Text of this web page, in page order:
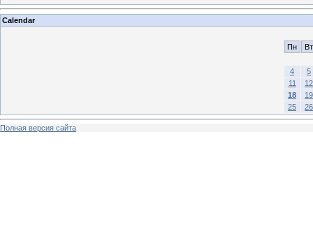
Calendar
Пн Вт
4
5
11
12
18
19
25
26
Полная версия сайта